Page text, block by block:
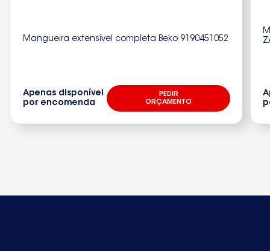
Mangueira extensível completa Beko 9190451052
Apenas disponível
por encomenda
PEDIR
ORÇAMENTO